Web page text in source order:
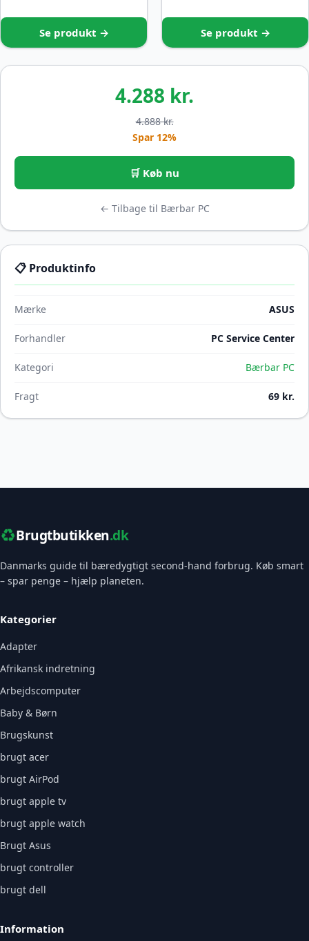
Se produkt → Se produkt →
4.288 kr.
4.888 kr.
Spar 12%
🛒 Køb nu
← Tilbage til Bærbar PC
📋 Produktinfo
Mærke ASUS
Forhandler PC Service Center
Kategori Bærbar PC
Fragt 69 kr.
♻️Brugtbutikken.dk
Danmarks guide til bæredygtigt second-hand forbrug. Køb smart
– spar penge – hjælp planeten.
Kategorier
Adapter
Afrikansk indretning
Arbejdscomputer
Baby & Børn
Brugskunst
brugt acer
brugt AirPod
brugt apple tv
brugt apple watch
Brugt Asus
brugt controller
brugt dell
Information